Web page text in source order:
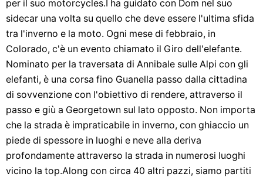
per il suo motorcycles.I ha guidato con Dom nel suo
sidecar una volta su quello che deve essere l'ultima sfida
tra l'inverno e la moto. Ogni mese di febbraio, in
Colorado, c'è un evento chiamato il Giro dell'elefante.
Nominato per la traversata di Annibale sulle Alpi con gli
elefanti, è una corsa fino Guanella passo dalla cittadina
di sovvenzione con l'obiettivo di rendere, attraverso il
passo e giù a Georgetown sul lato opposto. Non importa
che la strada è impraticabile in inverno, con ghiaccio un
piede di spessore in luoghi e neve alla deriva
profondamente attraverso la strada in numerosi luoghi
vicino la top.Along con circa 40 altri pazzi, siamo partiti